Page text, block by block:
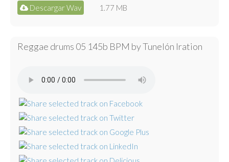
Descargar Wav 1.77 MB
Reggae drums 05 145b BPM by Tunelón Iration